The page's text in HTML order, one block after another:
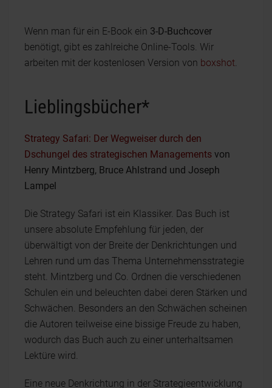
Wenn man für ein E-Book ein 3-D-Buchcover
benötigt, gibt es zahlreiche Online-Tools. Wir
arbeiten mit der kostenlosen Version von boxshot.
Lieblingsbücher*
Strategy Safari: Der Wegweiser durch den
Dschungel des strategischen Managements von
Henry Mintzberg, Bruce Ahlstrand und Joseph
Lampel
Die Strategy Safari ist ein Klassiker. Das Buch ist
unsere absolute Empfehlung für jeden, der
überwältigt von der Breite der Denkrichtungen und
Lehren rund um das Thema Unternehmensstrategie
steht. Mintzberg und Co. Ordnen die verschiedenen
Schulen ein und beleuchten dabei deren Stärken und
Schwächen. Besonders an den Schwächen scheinen
die Autoren teilweise eine bissige Freude zu haben,
wodurch das Buch auch zu einer unterhaltsamen
Lektüre wird.
Eine neue Denkrichtung in der Strategieentwicklung